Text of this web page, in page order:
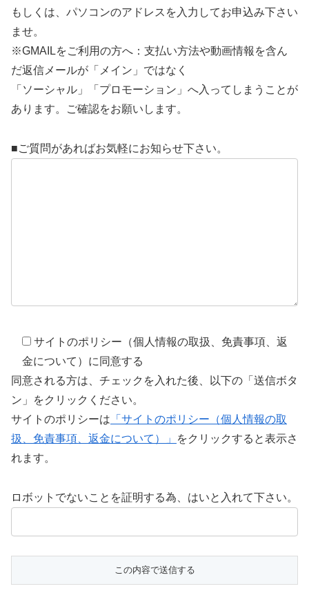
もしくは、パソコンのアドレスを入力してお申込み下さい
ませ。
※GMAILをご利用の方へ：支払い方法や動画情報を含ん
だ返信メールが「メイン」ではなく
「ソーシャル」「プロモーション」へ入ってしまうことが
あります。ご確認をお願いします。
■ご質問があればお気軽にお知らせ下さい。
サイトのポリシー（個人情報の取扱、免責事項、返
金について）に同意する
同意される方は、チェックを入れた後、以下の「送信ボタ
ン」をクリックください。
サイトのポリシーは 「サイトのポリシー（個人情報の取
扱、免責事項、返金について）」
をクリックすると表示さ
れます。
ロボットでないことを証明する為、はいと入れて下さい。